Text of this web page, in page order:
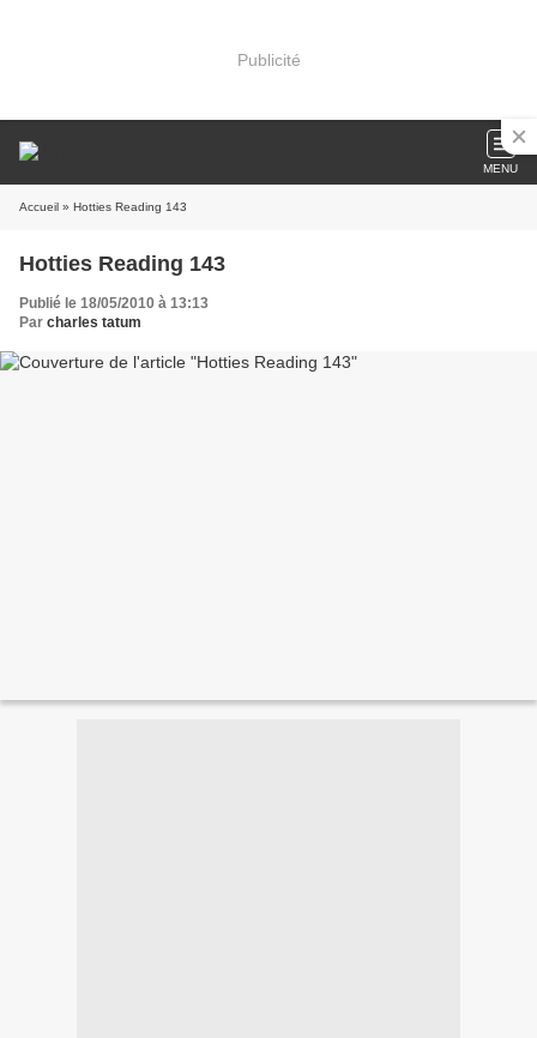
Publicité
MENU
Accueil » Hotties Reading 143
Hotties Reading 143
Publié le 18/05/2010 à 13:13
Par charles tatum